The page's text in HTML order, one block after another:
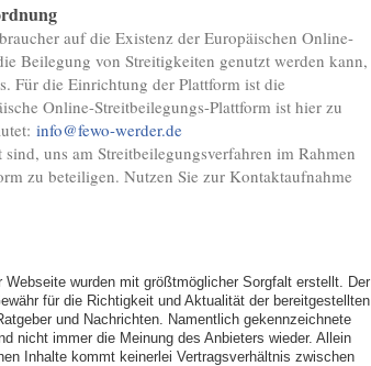
auf die Existenz der Europäischen Online-
Beilegung von Streitigkeiten genutzt werden kann,
Für die Einrichtung der Plattform ist die
Online-Streitbeilegungs-Plattform ist hier zu
info@fewo-werder.de
uns am Streitbeilegungsverfahren im Rahmen
zu beteiligen. Nutzen Sie zur Kontaktaufnahme
wurden mit größtmöglicher Sorgfalt erstellt. Der
für die Richtigkeit und Aktualität der bereitgestellten
und Nachrichten. Namentlich gekennzeichnete
nicht immer die Meinung des Anbieters wieder. Allein
Inhalte kommt keinerlei Vertragsverhältnis zwischen